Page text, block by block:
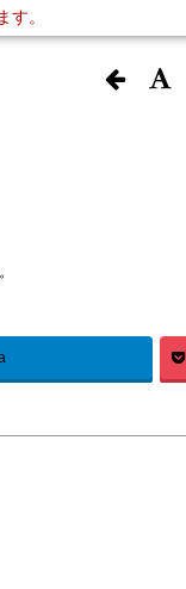
す。